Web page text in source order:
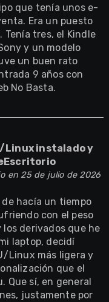
que tenía unos e-
Era un puesto
Tenía tres, el Kindle
y un modelo
un buen rato
9 años con
No Basta.
Linux instalado y
en 25 de julio de 2026
de hacía un tiempo
con el peso
los derivados que he
laptop, decidí
Linux más ligera y
que el
Que sí, en general
justamente por